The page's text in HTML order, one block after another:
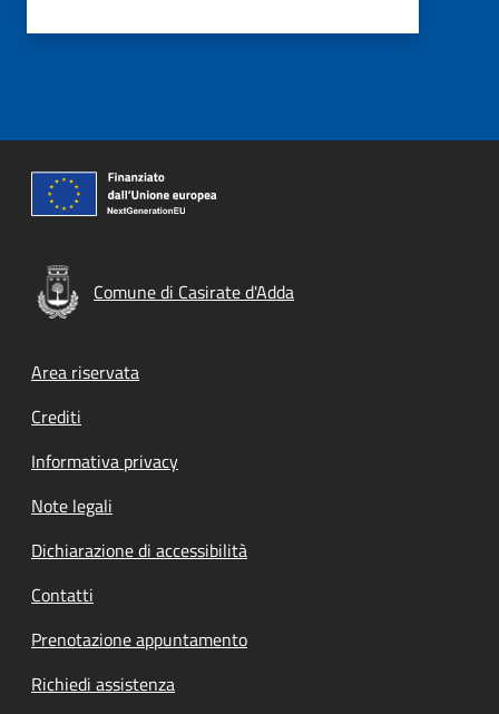
Comune di Casirate d'Adda
Footer menu
Area riservata
Crediti
Informativa privacy
Note legali
Dichiarazione di accessibilità
Contatti
Prenotazione appuntamento
Richiedi assistenza